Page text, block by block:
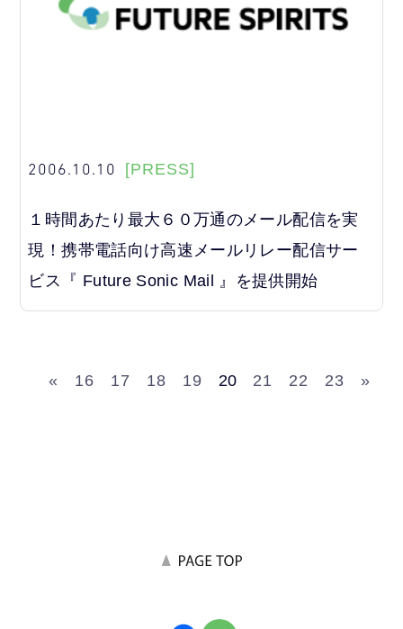
2006.10.10 [PRESS]
１時間あたり最大６０万通のメール配信を実
現！携帯電話向け高速メールリレー配信サー
ビス『 Future Sonic Mail 』を提供開始
« 16 17 18 19 20 21 22 23 »